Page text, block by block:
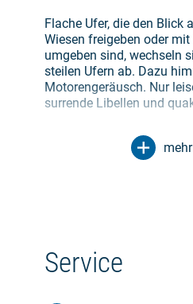
Flache Ufer, die den Blick
Wiesen freigeben oder
umgeben sind, wechseln
steilen Ufern ab. Dazu
Motorengeräusch. Nur
surrende Libellen und
Die erste Etappe der Tour
traditionsreichen Kurort
über den kleinen Lütter
Service